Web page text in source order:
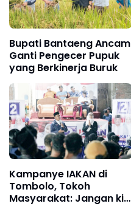
Bupati Bantaeng Ancam
Ganti Pengecer Pupuk
yang Berkinerja Buruk
Kampanye IAKAN di
Tombolo, Tokoh
Masyarakat: Jangan ki